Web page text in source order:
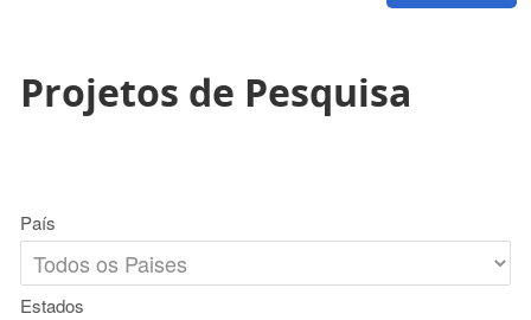
Projetos de Pesquisa
País
Estados